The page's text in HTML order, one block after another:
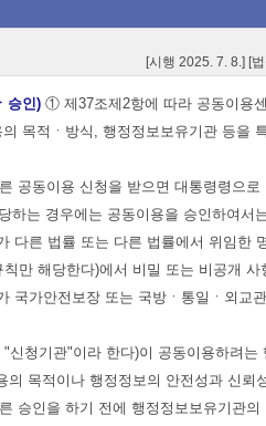
[시행 2025. 7. 8.] [
승인) ① 제37조제2항에 따라 공동이용
목적ㆍ방식, 행정정보보유기관 등을
공동이용 신청을 받으면 대통령령으
하는 경우에는 공동이용을 승인하여서
다른 법률 또는 다른 법률에서 위임한
만 해당한다)에서 비밀 또는 비공개 사
국가안전보장 또는 국방ㆍ통일ㆍ외
신청기관"이라 한다)이 공동이용하려
의 목적이나 행정정보의 안전성과 신
승인을 하기 전에 행정정보보유기관